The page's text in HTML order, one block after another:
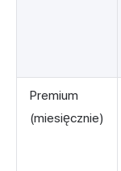
Premium
(miesięcznie)